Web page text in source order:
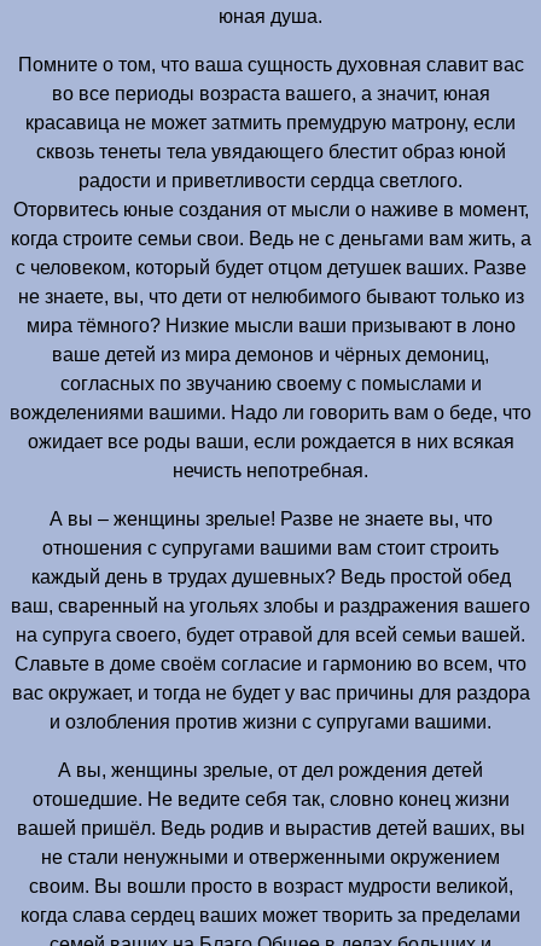
юная душа.
Помните о том, что ваша сущность духовная славит вас
во все периоды возраста вашего, а значит, юная
красавица не может затмить премудрую матрону, если
сквозь тенеты тела увядающего блестит образ юной
радости и приветливости сердца светлого.
Оторвитесь юные создания от мысли о наживе в момент,
когда строите семьи свои. Ведь не с деньгами вам жить, а
с человеком, который будет отцом детушек ваших. Разве
не знаете, вы, что дети от нелюбимого бывают только из
мира тёмного? Низкие мысли ваши призывают в лоно
ваше детей из мира демонов и чёрных демониц,
согласных по звучанию своему с помыслами и
вожделениями вашими. Надо ли говорить вам о беде, что
ожидает все роды ваши, если рождается в них всякая
нечисть непотребная.
А вы – женщины зрелые! Разве не знаете вы, что
отношения с супругами вашими вам стоит строить
каждый день в трудах душевных? Ведь простой обед
ваш, сваренный на угольях злобы и раздражения вашего
на супруга своего, будет отравой для всей семьи вашей.
Славьте в доме своём согласие и гармонию во всем, что
вас окружает, и тогда не будет у вас причины для раздора
и озлобления против жизни с супругами вашими.
А вы, женщины зрелые, от дел рождения детей
отошедшие. Не ведите себя так, словно конец жизни
вашей пришёл. Ведь родив и вырастив детей ваших, вы
не стали ненужными и отверженными окружением
своим. Вы вошли просто в возраст мудрости великой,
когда слава сердец ваших может творить за пределами